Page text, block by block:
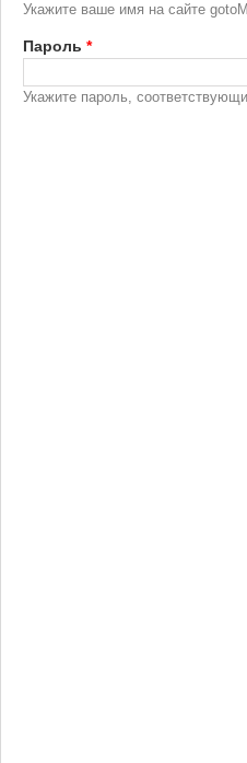
Укажите ваше имя на сайте
Пароль *
Укажите пароль,